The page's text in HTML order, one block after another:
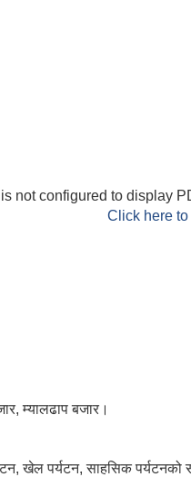
not configured to display
Click here
म्यालढाप बजार।
खेल पर्यटन, साहसिक पर्यटनको